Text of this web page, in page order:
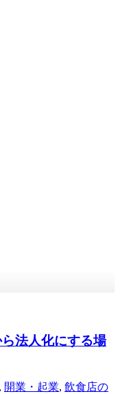
法人化にする場
, 開業・起業, 飲食店の